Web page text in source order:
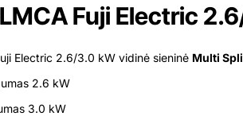
Fuji Electric
Electric 2.6/3.0 kW vidinė sieninė Multi
2.6 kW
3.0 kW